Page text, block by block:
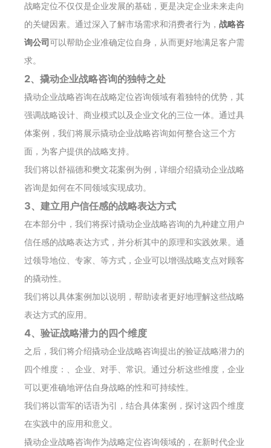
战略定位不仅仅是企业发展的基础，更是决定企业未来走向
的关键因素。通过深入了解市场需求和消费者行为， 战略咨
询公司可以帮助企业准确定位自身，从而更好地满足客户需
求。
2、撬动企业战略咨询的独特之处
撬动企业战略咨询在战略定位咨询领域有着独特的优势，其
强调战略设计、商业模式以及企业文化的三位一体。通过具
体案例，我们将展示撬动企业战略咨询如何整合这三个方
面，为客户提供的战略支持。
我们将以舒福德和樊文花案例为例，详细介绍撬动企业战略
咨询是如何在不同领域实现成功。
3、建立用户信任感的战略表达方式
在本部分中，我们将探讨撬动企业战略咨询的九种建立用户
信任感的战略表达方式，并分析其中的原理和实践效果。通
过领导地位、专家、等方式，企业可以增强战略支点对顾客
的撬动性。
我们将以具体案例加以说明，帮助读者更好地理解这些战略
表达方式的应用。
4、验证战略潜力的四个维度
之后，我们将介绍撬动企业战略咨询提出的验证战略潜力的
四个维度：、企业、对手、常识。通过分析这些维度，企业
可以更准确地评估自身战略的性和可持续性。
我们将以雷军的话语为引，结合具体案例，探讨这四个维度
在实践中的应用和意义。
撬动企业战略咨询作为战略定位咨询领域的，在新时代企业